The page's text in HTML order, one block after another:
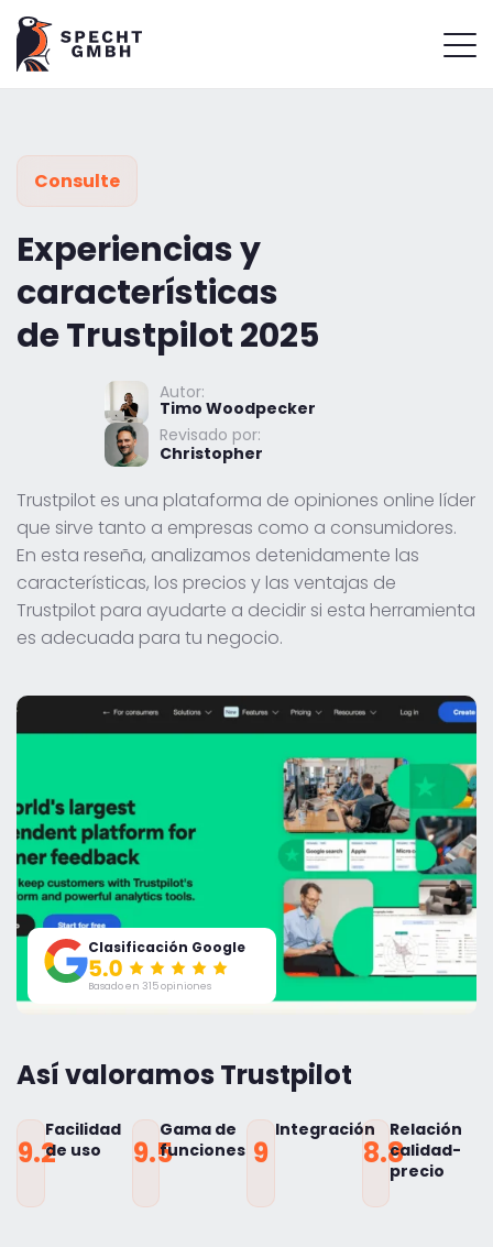
Consulte
Experiencias y
características
de Trustpilot 2025
Autor:
Timo Woodpecker
Revisado por:
Christopher
Trustpilot es una plataforma de opiniones online líder
que sirve tanto a empresas como a consumidores.
En esta reseña, analizamos detenidamente las
características, los precios y las ventajas de
Trustpilot para ayudarte a decidir si esta herramienta
es adecuada para tu negocio.
Clasificación Google
Basado en 315 opiniones
Así valoramos Trustpilot
9.2
Facilidad
de uso
9.5
Gama de
funciones 9
Integración
8.8
Relación
calidad-
precio